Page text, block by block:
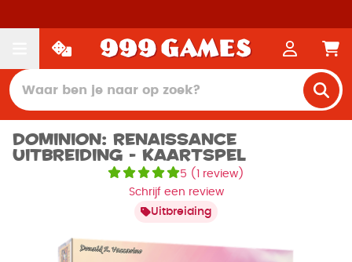
Dominion: Renaissance
Uitbreiding - Kaartspel
5 ( 1 review )
Schrijf een review
Uitbreiding